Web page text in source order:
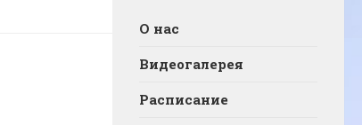
О нас
Видеогалерея
Расписание